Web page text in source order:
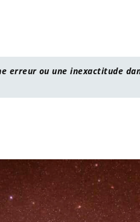
erreur ou une inexactitude